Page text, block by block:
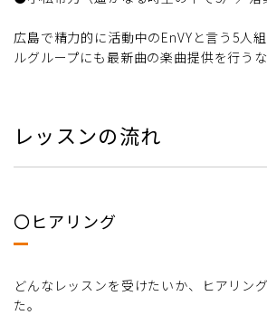
広島で精力的に活動中のEnVYと言う5人
ルグループにも最新曲の楽曲提供を行う
レッスンの流れ
〇ヒアリング
どんなレッスンを受けたいか、ヒアリン
た。